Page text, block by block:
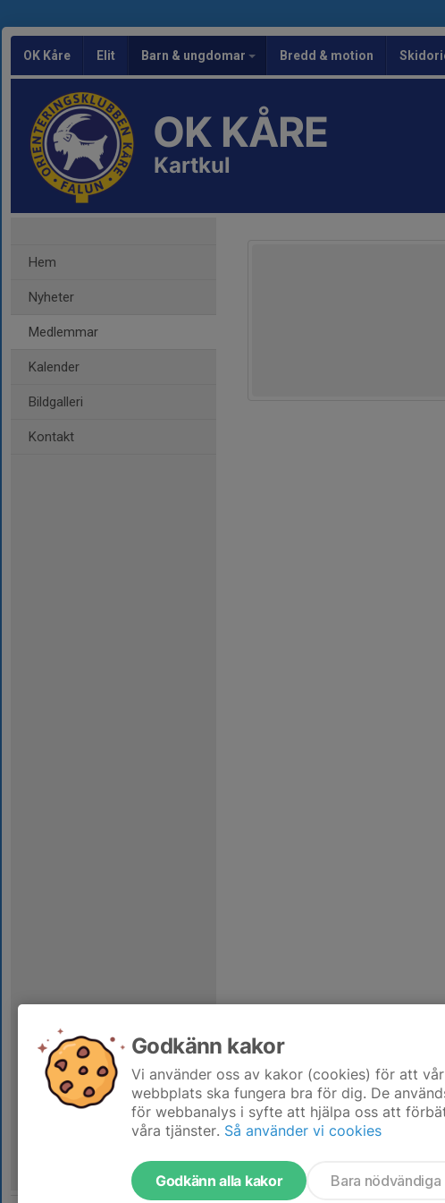
OK Kåre Elit Barn & ungdomar Bredd & motion
OK KÅRE
Kartkul
Hem
Nyheter
Medlemmar
Kalender
Bildgalleri
Kontakt
Godkänn kakor
Vi använder oss av kakor (cookies) för att vår
webbplats ska fungera bra för dig. De
för webbanalys i syfte att hjälpa oss att
våra tjänster. Så använder vi cookies
Godkänn alla kakor Bara nödvändiga